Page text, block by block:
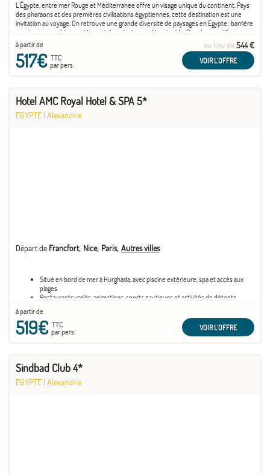
L'Égypte, entre mer Rouge et Méditerranée offre un visage unique du continent. Pays
des pharaons et des premières civilisations égyptiennes, cette destination est une
invitation au voyage. On retrouve une grande diversité de paysages en Egypte : barrière
montagneuse, plateau aride, oasis luxuriantes ou désert aride. Pour les sportifs,
n'hésitez ...
à partir de
517€TTC
par pers.
au lieu de544 €
VOIR L'OFFRE
Hotel AMC Royal Hotel & SPA 5*
EGYPTE | Alexandrie
Départ de Francfort Nice Paris Autres villes
Situé en bord de mer à Hurghada, avec piscine extérieure, spa et accès aux
plages.
Restaurants variés, animations, sports nautiques et activités de détente.
accueillant.
à partir de
519€TTC
par pers.
VOIR L'OFFRE
Sindbad Club 4*
EGYPTE | Alexandrie